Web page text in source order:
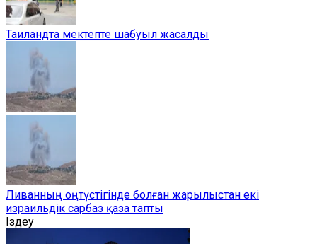
Таиландта мектепте шабуыл жасалды
Ливанның оңтүстігінде болған жарылыстан екі
израильдік сарбаз қаза тапты
Іздеу